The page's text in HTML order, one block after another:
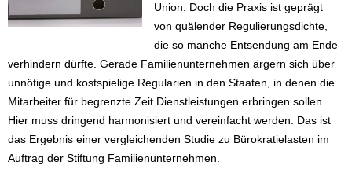
Union. Doch die Praxis ist geprägt
von quälender Regulierungsdichte,
die so manche Entsendung am Ende
verhindern dürfte. Gerade Familienunternehmen ärgern sich über
unnötige und kostspielige Regularien in den Staaten, in denen die
Mitarbeiter für begrenzte Zeit Dienstleistungen erbringen sollen.
Hier muss dringend harmonisiert und vereinfacht werden. Das ist
das Ergebnis einer vergleichenden Studie zu Bürokratielasten im
Auftrag der Stiftung Familienunternehmen.